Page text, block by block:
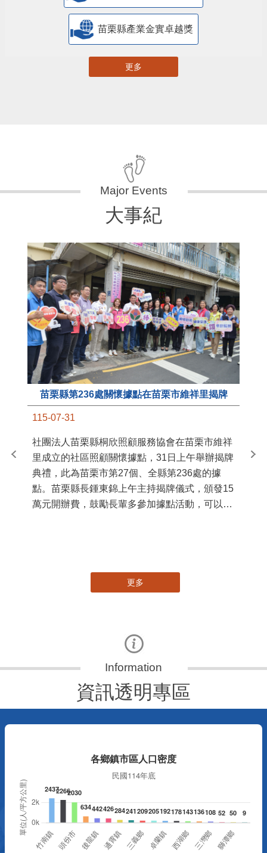
苗栗縣產業金實卓越獎
更多
大事紀
苗栗縣第236處關懷據點在苗栗市維祥里揭牌
115-07-31
社團法人苗栗縣桐欣照顧服務協會在苗栗市維祥
里成立的社區照顧關懷據點，31日上午舉辦揭牌
典禮，此為苗栗市第27個、全縣第236處的據
點。苗栗縣長鍾東錦上午主持揭牌儀式，頒發15
萬元開辦費，鼓勵長輩多參加據點活動，可以更
苗
更多
資訊透明專區